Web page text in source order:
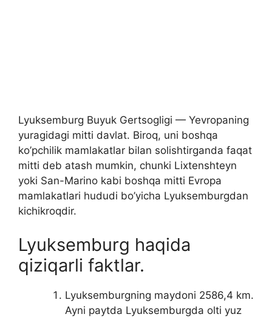
Lyuksemburg Buyuk Gertsogligi — Yevropaning
yuragidagi mitti davlat. Biroq, uni boshqa
ko’pchilik mamlakatlar bilan solishtirganda faqat
mitti deb atash mumkin, chunki Lixtenshteyn
yoki San-Marino kabi boshqa mitti Evropa
mamlakatlari hududi bo’yicha Lyuksemburgdan
kichikroqdir.
Lyuksemburg haqida
qiziqarli faktlar.
Lyuksemburgning maydoni 2586,4 km.
Ayni paytda Lyuksemburgda olti yuz